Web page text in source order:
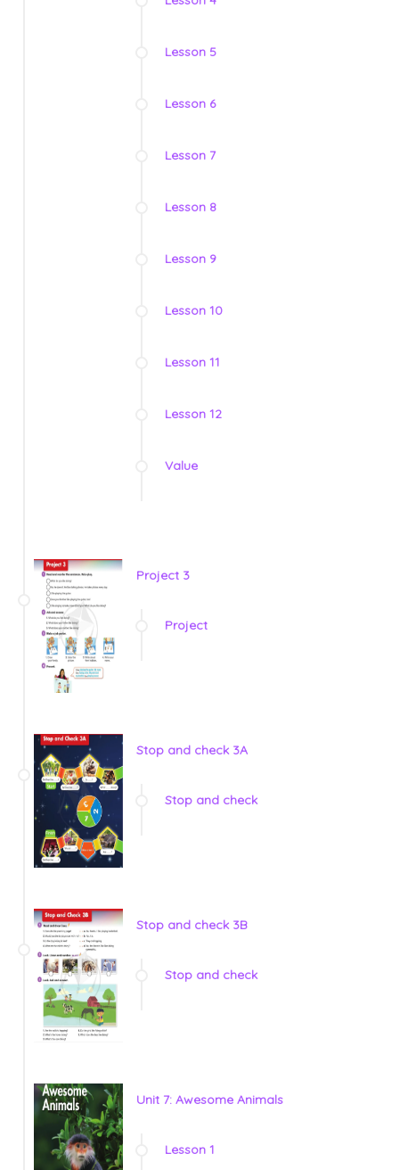
Lesson 5
Lesson 6
Lesson 7
Lesson 8
Lesson 9
Lesson 10
Lesson 11
Lesson 12
Value
Project 3
Project
Stop and check 3A
Stop and check
Stop and check 3B
Stop and check
Unit 7: Awesome Animals
Lesson 1